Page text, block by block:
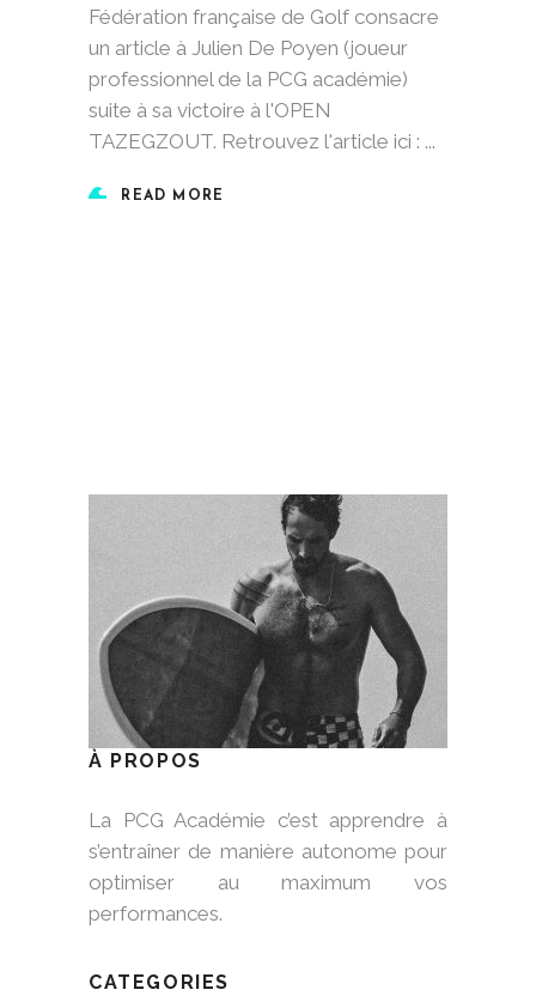
Fédération française de Golf consacre
un article à Julien De Poyen (joueur
professionnel de la PCG académie)
suite à sa victoire à l'OPEN
TAZEGZOUT. Retrouvez l'article ici :
READ MORE
À PROPOS
La PCG Académie c’est apprendre à
s’entraîner de manière autonome pour
optimiser au maximum vos
performances.
CATEGORIES